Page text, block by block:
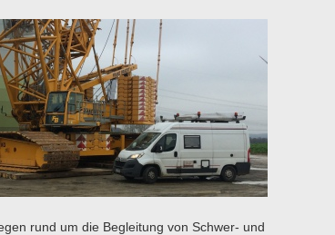
rund um die Begleitung von Schwer- und